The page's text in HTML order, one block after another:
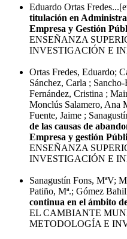
Eduardo Ortas
titulación en
Empresa y Gestión
ENSEÑANZA
INVESTIGACIÓN E
Ortas Fredes, Eduardo;
Sánchez, Carla ;
Fernández, Cristina ;
Monclús Salamero, Ana
Fuente, Jaime ;
de las causas de
Empresa y gestión
ENSEÑANZA
INVESTIGACIÓN E
Sanagustín Fons, MªV;
Patiño, Mª.; Gómez
continua en el ámbito
EL CAMBIANTE
METODOLOGÍA E